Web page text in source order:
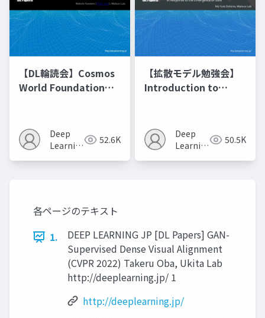
【DL輪読会】Cosmos
World Foundation
Deep
Learning
52.6K
【拡散モデル勉強会】
Introduction to
Deep
Learning
50.5K
各ページのテキスト
1.
DEEP LEARNING JP [DL Papers] GAN-
Supervised Dense Visual Alignment
(CVPR 2022) Takeru Oba, Ukita Lab
http://deeplearning.jp/ 1
http://deeplearning.jp/